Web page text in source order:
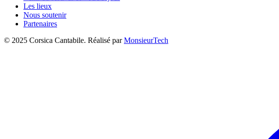
Les lieux
Nous soutenir
Partenaires
© 2025 Corsica Cantabile. Réalisé parMonsieurTech